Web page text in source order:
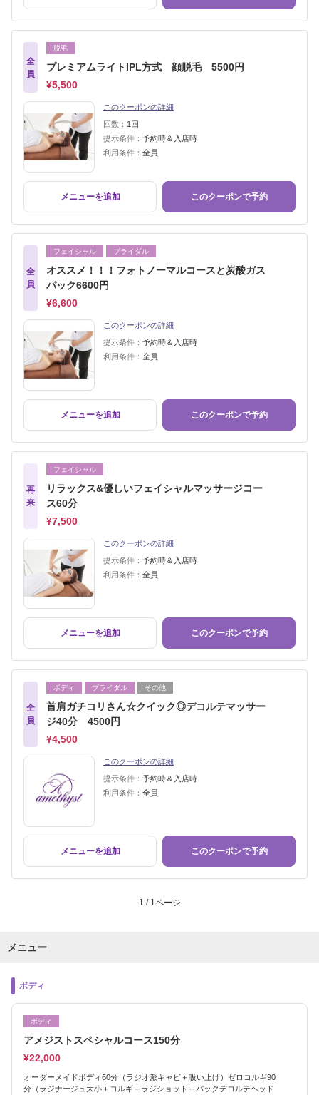
全
員
脱毛
プレミアムライトIPL方式 顔脱毛 5500円
¥5,500
このクーポンの詳細
回数： 1回
提示条件： 予約時＆入店時
利用条件： 全員
メニューを追加 このクーポンで予約
全
員
フェイシャル ブライダル
オススメ！！！フォトノーマルコースと炭酸ガス
パック6600円
¥6,600
このクーポンの詳細
提示条件： 予約時＆入店時
利用条件： 全員
メニューを追加 このクーポンで予約
再
来
フェイシャル
リラックス&優しいフェイシャルマッサージコー
ス60分
¥7,500
このクーポンの詳細
提示条件： 予約時＆入店時
利用条件： 全員
メニューを追加 このクーポンで予約
全
員
ボディ ブライダル その他
首肩ガチコリさん☆クイック◎デコルテマッサー
ジ40分 4500円
¥4,500
このクーポンの詳細
提示条件： 予約時＆入店時
利用条件： 全員
メニューを追加 このクーポンで予約
1 / 1ページ
メニュー
ボディ
ボディ
アメジストスペシャルコース150分
¥22,000
オーダーメイドボディ60分（ラジオ派キャビ＋吸い上げ）ゼロコルギ90
分（ラジナージュ大小＋コルギ＋ラジショット＋パックデコルテヘッド